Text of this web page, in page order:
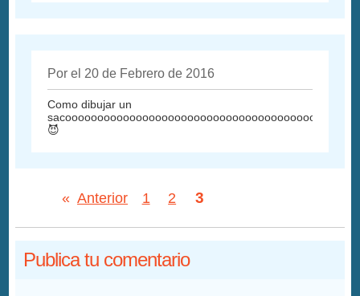
Por el 20 de Febrero de 2016
Como dibujar un
😈
« Anterior 1 2 3
Publica tu comentario